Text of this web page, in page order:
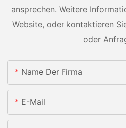
ansprechen. Weitere
Website, oder kontaktieren
oder
Name Der Firma
E-Mail